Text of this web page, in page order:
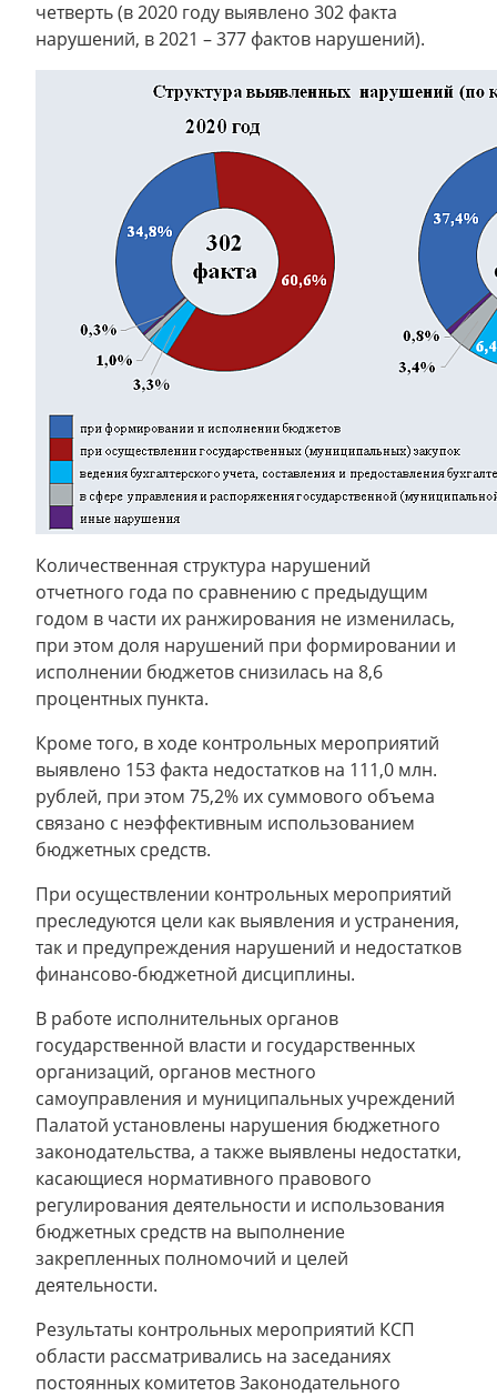
четверть (в 2020 году выявлено 302 факта
нарушений, в 2021 – 377 фактов нарушений).
Количественная структура нарушений
отчетного года по сравнению с предыдущим
годом в части их ранжирования не изменилась,
при этом доля нарушений при формировании и
исполнении бюджетов снизилась на 8,6
процентных пункта.
Кроме того, в ходе контрольных мероприятий
выявлено 153 факта недостатков на 111,0 млн.
рублей, при этом 75,2% их суммового объема
связано с неэффективным использованием
бюджетных средств.
При осуществлении контрольных мероприятий
преследуются цели как выявления и устранения,
так и предупреждения нарушений и недостатков
финансово-бюджетной дисциплины.
В работе исполнительных органов
государственной власти и государственных
организаций, органов местного
самоуправления и муниципальных учреждений
Палатой установлены нарушения бюджетного
законодательства, а также выявлены недостатки,
касающиеся нормативного правового
регулирования деятельности и использования
бюджетных средств на выполнение
закрепленных полномочий и целей
деятельности.
Результаты контрольных мероприятий КСП
области рассматривались на заседаниях
постоянных комитетов Законодательного